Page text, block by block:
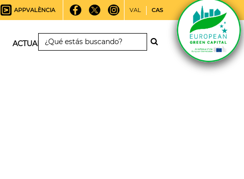
APPVALÈNCIA VAL CAS
ACTUALIDAD